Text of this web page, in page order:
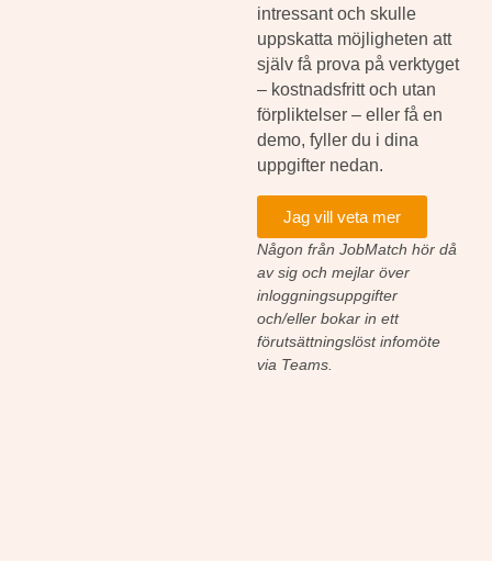
intressant och skulle
uppskatta möjligheten att
själv få prova på verktyget
– kostnadsfritt och utan
förpliktelser – eller få en
demo, fyller du i dina
uppgifter nedan.
Jag vill veta mer
Någon från JobMatch hör då
av sig och mejlar över
inloggningsuppgifter
och/eller bokar in ett
förutsättningslöst infomöte
via Teams.